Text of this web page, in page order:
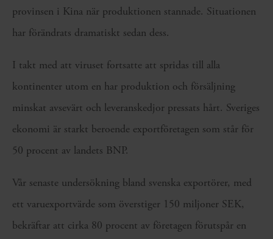
provinsen i Kina när produktionen stannade. Situationen
har förändrats dramatiskt sedan dess.
I takt med att viruset fortsatte att spridas till alla
kontinenter utom en har produktion och försäljning
minskat avsevärt och leveranskedjor pressats hårt. Sveriges
ekonomi är starkt beroende exportföretagen som står för
50 procent av landets BNP.
Vår senaste undersökning bland svenska exportörer, med
ett varuexportvärde som överstiger 150 miljoner SEK,
bekräftar att cirka 80 procent av företagen förutspår en